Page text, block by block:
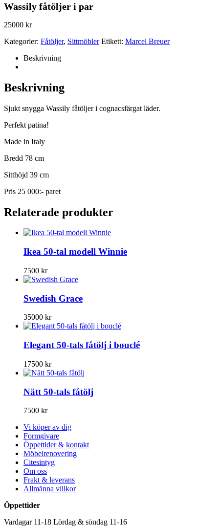
Wassily fåtöljer i par
25000 kr
Kategorier: Fåtöljer, Sittmöbler Etikett: Marcel Breuer
Beskrivning
Beskrivning
Sjukt snygga Wassily fåtöljer i cognacsfärgat läder.
Perfekt patina!
Made in Italy
Bredd 78 cm
Sitthöjd 39 cm
Pris 25 000:- paret
Relaterade produkter
Ikea 50-tal modell Winnie
7500 kr
Swedish Grace
35000 kr
Elegant 50-tals fåtölj i bouclé
17500 kr
Nätt 50-tals fåtölj
7500 kr
Vi köper av dig
Formgivare
Öppettider & kontakt
Möbelrenovering
Citesintyg
Om oss
Frakt & leverans
Allmänna villkor
Öppettider
Vardagar 11-18 Lördag & söndag 11-16